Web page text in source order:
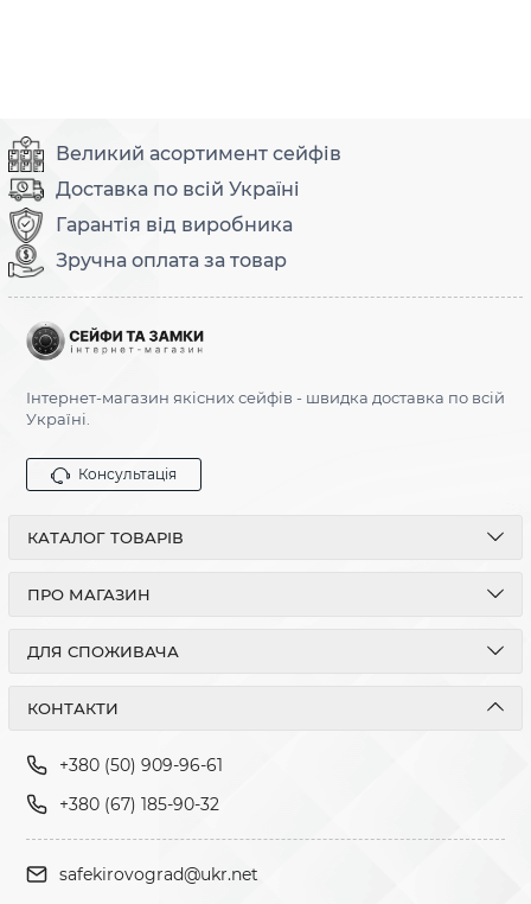
Великий асортимент сейфів
Доставка по всій Україні
Гарантія від виробника
Зручна оплата за товар
Інтернет-магазин якісних сейфів - швидка доставка по всій
Україні.
Консультація
КАТАЛОГ ТОВАРІВ
ПРО МАГАЗИН
ДЛЯ СПОЖИВАЧА
КОНТАКТИ
+380 (50) 909-96-61
+380 (67) 185-90-32
safekirovograd@ukr.net